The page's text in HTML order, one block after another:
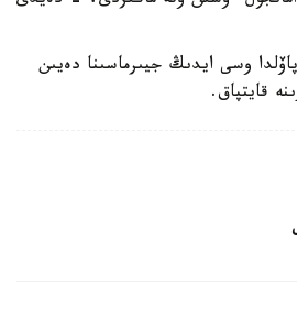
وسى ايدىڭ جيىرماسىنا دەيىن
قايتپاق.